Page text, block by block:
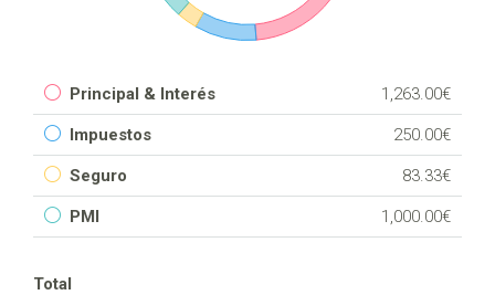
Principal & Interés 1,263.00€
Impuestos 250.00€
Seguro 83.33€
PMI 1,000.00€
Total